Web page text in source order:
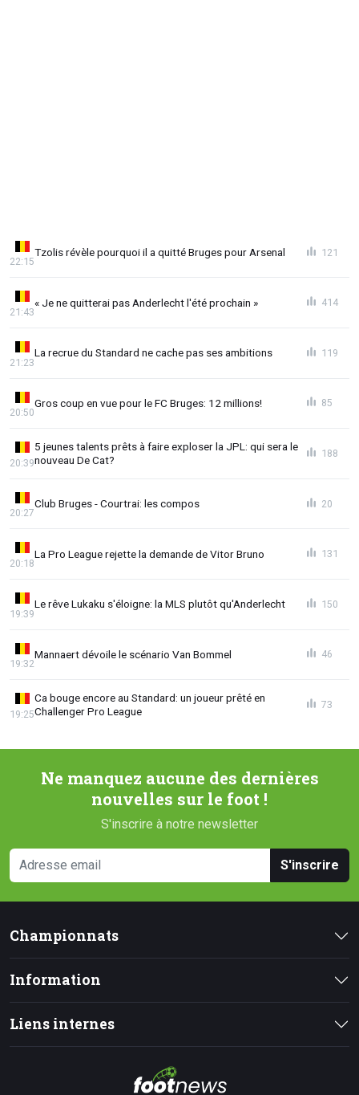
Tzolis révèle pourquoi il a quitté Bruges pour Arsenal
22:15
121
« Je ne quitterai pas Anderlecht l'été prochain »
21:43
414
La recrue du Standard ne cache pas ses ambitions
21:23
119
Gros coup en vue pour le FC Bruges: 12 millions!
20:50
85
5 jeunes talents prêts à faire exploser la JPL: qui sera le
nouveau De Cat?
20:39
188
Club Bruges - Courtrai: les compos
20:27
20
La Pro League rejette la demande de Vitor Bruno
20:18
131
Le rêve Lukaku s'éloigne: la MLS plutôt qu'Anderlecht
19:39
150
Mannaert dévoile le scénario Van Bommel
19:32
46
Ca bouge encore au Standard: un joueur prêté en
Challenger Pro League
19:25
73
Ne manquez aucune des dernières
nouvelles sur le foot !
S'inscrire à notre newsletter
S'inscrire
Championnats
Information
Liens internes